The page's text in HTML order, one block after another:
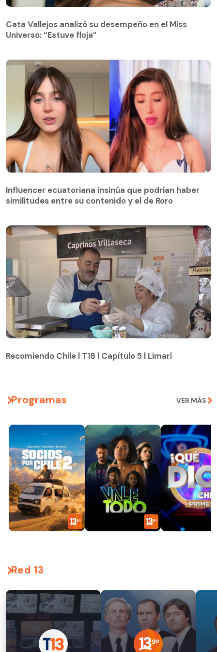
Cata Vallejos analizó su desempeño en el Miss
Universo: “Estuve floja”
Influencer ecuatoriana insinúa que podrían haber
similitudes entre su contenido y el de Roro
Recomiendo Chile | T18 | Capítulo 5 | Limarí
Programas VER MÁS
Red 13